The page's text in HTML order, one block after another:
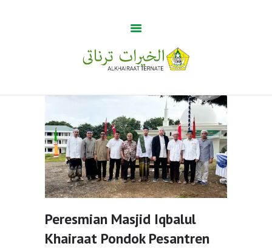
Home
BUMA
Profile
Gallery
Peresmian Masjid Iqbalul
Khairaat Pondok Pesantren